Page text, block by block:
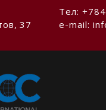
37
Тел:
e-mail: